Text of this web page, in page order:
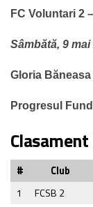
FC Voluntari 2
Sâmbătă, 9 mai
Gloria
Progresul
# Club
1
FCSB 2